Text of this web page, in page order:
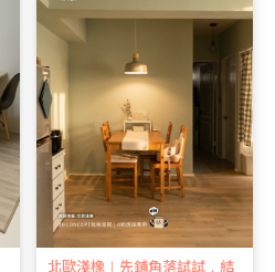
北歐淺橡｜先鋪角落試試，結